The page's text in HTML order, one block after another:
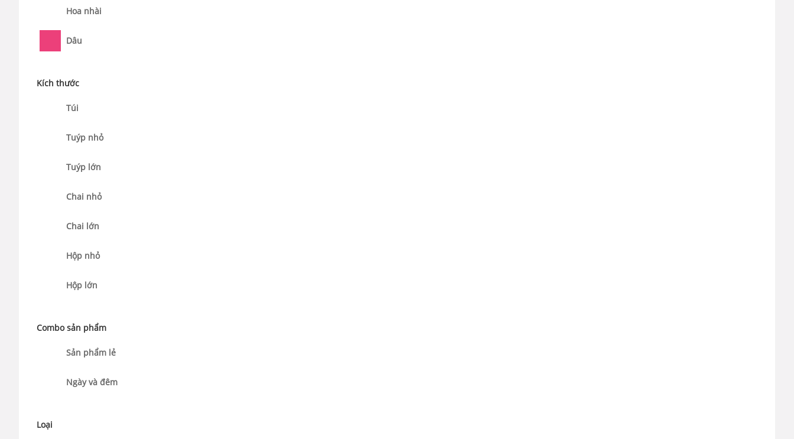
Hoa nhài
Dâu
Kích thước
Túi
Tuýp nhỏ
Tuýp lớn
Chai nhỏ
Chai lớn
Hộp nhỏ
Hộp lớn
Combo sản phẩm
Sản phẩm lẻ
Ngày và đêm
Loại